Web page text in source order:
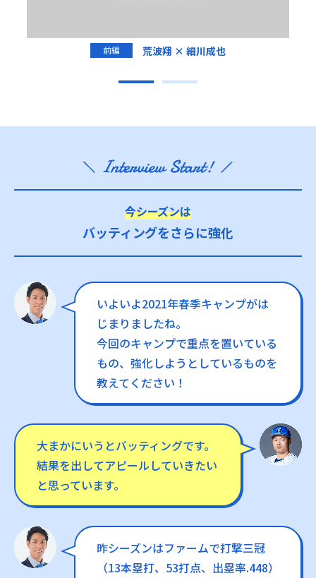
前編 荒波翔 × 細川成也
今シーズンは
バッティングをさらに強化
いよいよ2021年春季キャンプがは
じまりましたね。
今回のキャンプで重点を置いている
もの、強化しようとしているものを
教えてください！
大まかにいうとバッティングです。
結果を出してアピールしていきたい
と思っています。
昨シーズンはファームで打撃三冠
（13本塁打、53打点、出塁率.448）